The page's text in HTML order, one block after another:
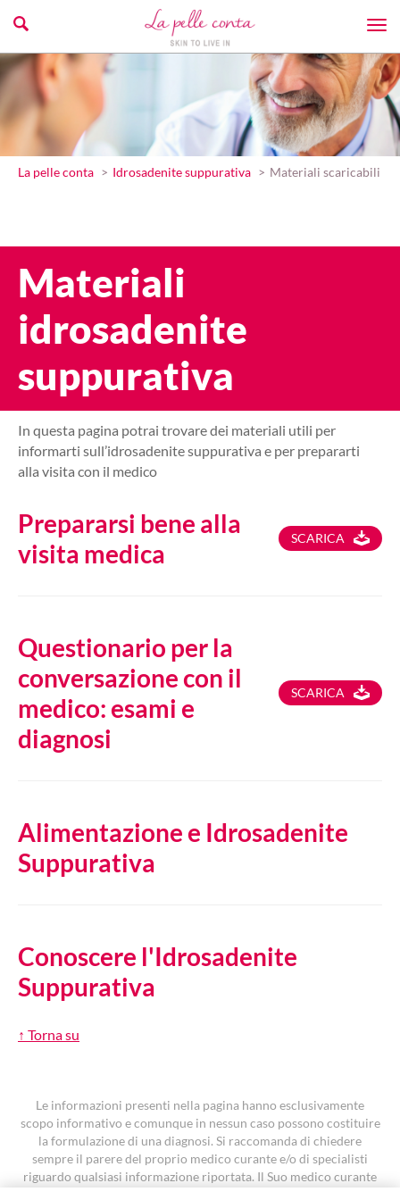
La pelle conta Idrosadenite suppurativa Materiali scaricabili
Materiali
idrosadenite
suppurativa
In questa pagina potrai trovare dei materiali utili per
informarti sull’idrosadenite suppurativa e per prepararti
alla visita con il medico
Prepararsi bene alla
visita medica
SCARICA
Questionario per la
conversazione con il
medico: esami e
diagnosi
SCARICA
Alimentazione e Idrosadenite
Suppurativa
Conoscere l'Idrosadenite
Suppurativa
↑ Torna su
Le informazioni presenti nella pagina hanno esclusivamente
scopo informativo e comunque in nessun caso possono costituire
la formulazione di una diagnosi. Si raccomanda di chiedere
sempre il parere del proprio medico curante e/o di specialisti
riguardo qualsiasi informazione riportata. Il Suo medico curante